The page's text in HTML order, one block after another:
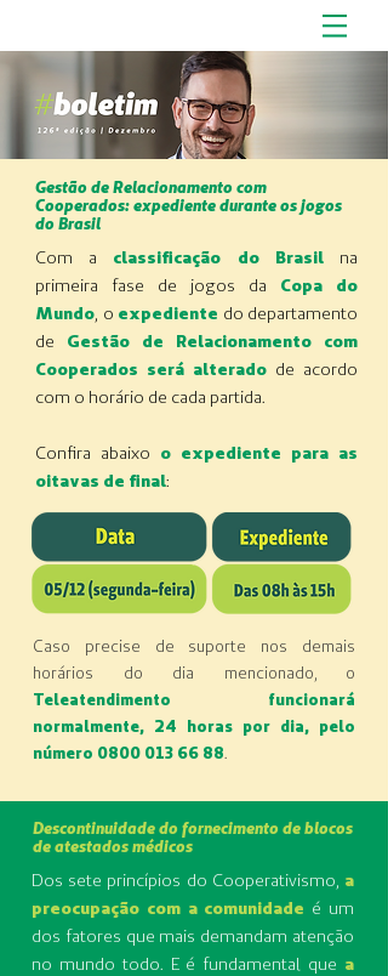
Gestão de Relacionamento com
Cooperados: expediente durante os jogos
do Brasil
Com a classificação do Brasilna
primeira fase de jogos da Copa do
Mundo, o expediente do departamento
de Gestão de Relacionamento com
Cooperados será alterado de acordo
com o horário de cada partida.
Confira abaixo o expediente para as
oitavas de final:
Caso precise de suporte nos demais
horários do dia mencionado, o
Teleatendimento funcionará
normalmente, 24 horas por dia, pelo
número 0800 013 66 88
Descontinuidade do fornecimento de blocos
de atestados médicos
Dos sete princípios do Cooperativismo, a
preocupação com a comunidade é um
dos fatores que mais demandam atenção
no mundo todo. E é fundamental que a